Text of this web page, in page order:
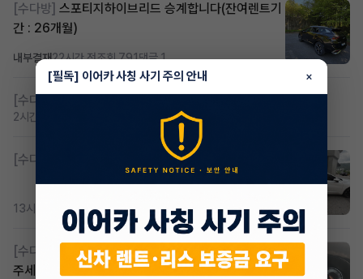
[수다방] 스포티지하이브리드 승계합니다(잔여렌트기
간 : 26개월)
내부결재22시간 전조회 791댓글 1
[수다방]
2시간 전
[수다방] K8 하이브리드 (풀옵션) 758,780원
13시간 전 조회 351댓글 2
[수다방]
Gv70 승계자분 구합니다 지원금 협의연락
주세요
[필독] 이어카 사칭 사기 주의 안내 ×